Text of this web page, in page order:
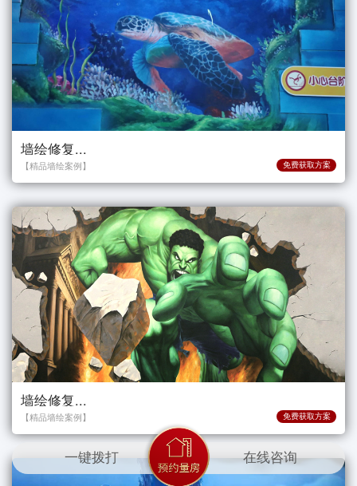
墙绘修复...
【精品墙绘案例】 免费获取方案
墙绘修复...
【精品墙绘案例】 免费获取方案
一键拨打 在线咨询